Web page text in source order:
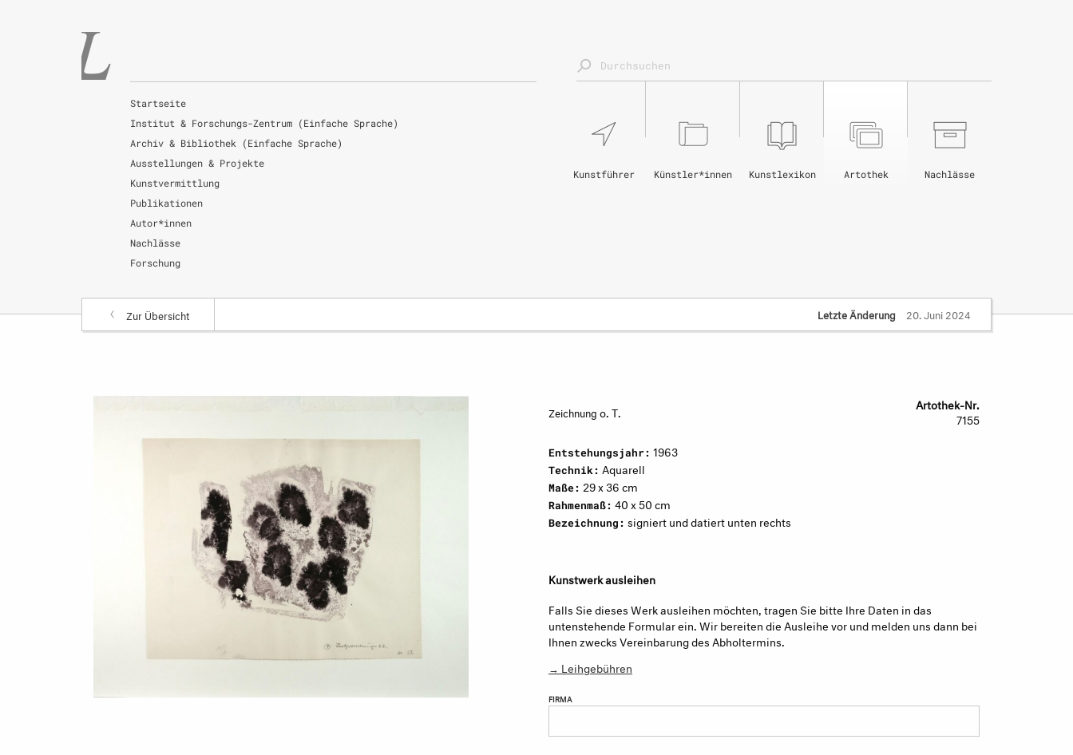
Startseite
Institut & Forschungs-Zentrum (Einfache Sprache)
Archiv & Bibliothek (Einfache Sprache)
Ausstellungen & Projekte
Kunstvermittlung
Publikationen
Autor*innen
Nachlässe
Forschung
Nachlässe
Artothek
Kunstlexikon
Künstler*innen
Kunstführer
Zur Übersicht Letzte Änderung 20. Juni 2024
Zeichnung o. T.
Artothek-Nr.
7155
Entstehungsjahr: 1963
Technik: Aquarell
Maße: 29 x 36 cm
Rahmenmaß: 40 x 50 cm
Bezeichnung: signiert und datiert unten rechts
Kunstwerk ausleihen
Falls Sie dieses Werk ausleihen möchten, tragen Sie bitte Ihre Daten in das
untenstehende Formular ein. Wir bereiten die Ausleihe vor und melden uns dann bei
Ihnen zwecks Vereinbarung des Abholtermins.
→ Leihgebühren
FIRMA